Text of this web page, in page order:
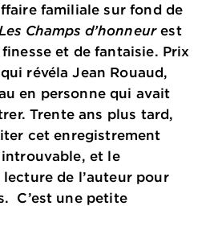
familiale sur fond de
Champs d’honneurest
et de fantaisie. Prix
révéla Jean Rouaud,
en personne qui avait
Trente ans plus tard,
cet enregistrement
et le
de l’auteur pour
C’est une petite